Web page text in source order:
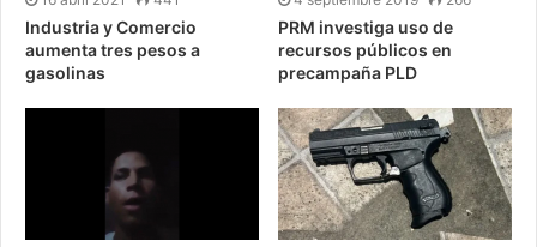
Industria y Comercio
aumenta tres pesos a
gasolinas
PRM investiga uso de
recursos públicos en
precampaña PLD